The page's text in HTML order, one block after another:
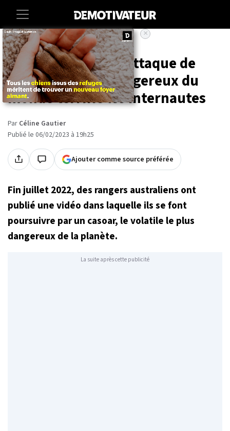
Accueil Animaux
Cette vidéo d'une attaque de
l'oiseau le plus dangereux du
monde terrifie les internautes
Par Céline Gautier
Publié le 06/02/2023 à 19h25
Ajouter comme source préférée
Fin juillet 2022, des rangers australiens ont
publié une vidéo dans laquelle ils se font
poursuivre par un casoar, le volatile le plus
dangereux de la planète.
La suite après cette publicité
×